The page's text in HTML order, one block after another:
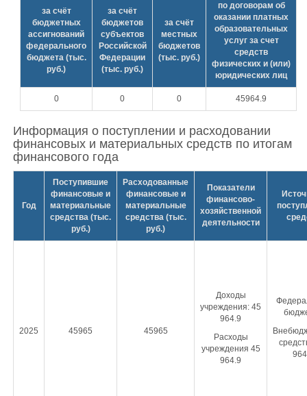
за счёт
бюджетных
ассигнований
федерального
бюджета (тыс.
руб.)
за счёт
бюджетов
субъектов
Российской
Федерации
(тыс. руб.)
за счёт
местных
бюджетов
(тыс. руб.)
по договорам об
оказании платных
образовательных
услуг за счет
средств
физических и (или)
юридических лиц
0 0 0 45964.9
Информация о поступлении и расходовании
финансовых и материальных средств по итогам
финансового года
Год
Поступившие
финансовые и
материальные
средства (тыс.
руб.)
Расходованные
финансовые и
материальные
средства (тыс.
руб.)
Показатели
финансово-
хозяйственной
деятельности
2025 45965 45965
Доходы
учреждения: 45
964.9
Расходы
учреждения 45
964.9